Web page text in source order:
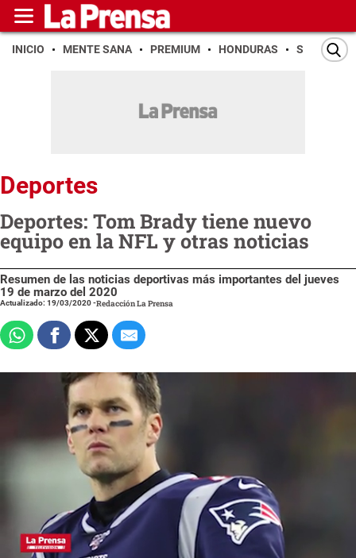
INICIO MENTE SANA PREMIUM HONDURAS SAN PEDRO
Deportes
Deportes: Tom Brady tiene nuevo
equipo en la NFL y otras noticias
Resumen de las noticias deportivas más importantes del jueves
19 de marzo del 2020
Actualizado: 19/03/2020-Redacción La Prensa